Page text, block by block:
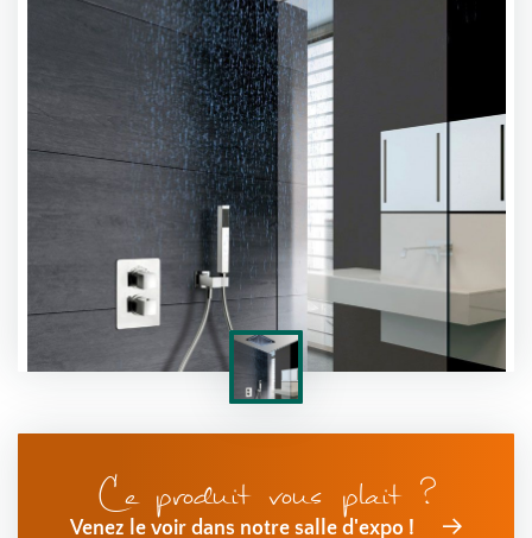
Ce produit vous plait ?
Venez le voir dans notre salle d'expo !